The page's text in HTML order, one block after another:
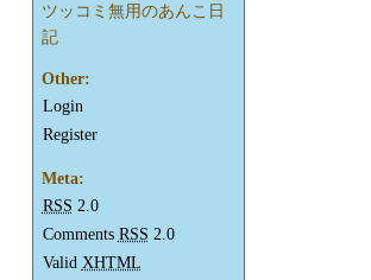
ツッコミ無用のあんこ日
記
Other:
Login
Register
Meta:
RSS 2.0
Comments RSS 2.0
Valid XHTML